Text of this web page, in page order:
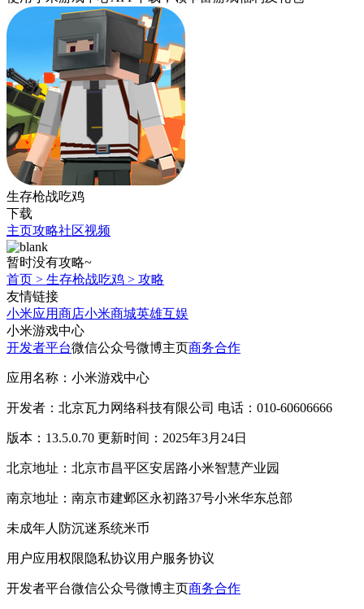
生存枪战吃鸡
下载
主页攻略社区视频
暂时没有攻略~
首页 > 生存枪战吃鸡 > 攻略
友情链接
小米应用商店小米商城英雄互娱
小米游戏中心
开发者平台微信公众号微博主页商务合作
应用名称：小米游戏中心
开发者：北京瓦力网络科技有限公司 电话：010-60606666
版本：13.5.0.70 更新时间：2025年3月24日
北京地址：北京市昌平区安居路小米智慧产业园
南京地址：南京市建邺区永初路37号小米华东总部
未成年人防沉迷系统米币
用户应用权限隐私协议用户服务协议
开发者平台微信公众号微博主页商务合作